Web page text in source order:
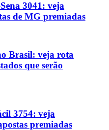
3041: veja
de MG premiadas
Brasil: veja rota
que serão
3754: veja
premiadas